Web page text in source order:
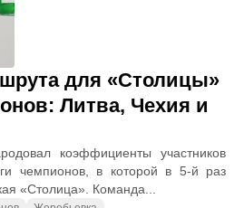
для «Столицы»
Литва, Чехия и
коэффициенты участников
чемпионов, в которой в 5-й раз
«Столица». Команда...